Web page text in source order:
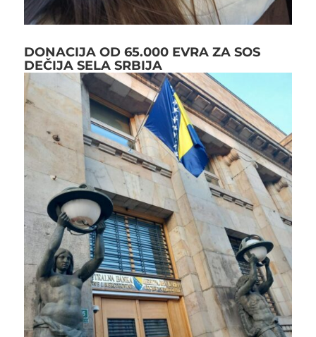
DONACIJA OD 65.000 EVRA ZA SOS
DEČIJA SELA SRBIJA